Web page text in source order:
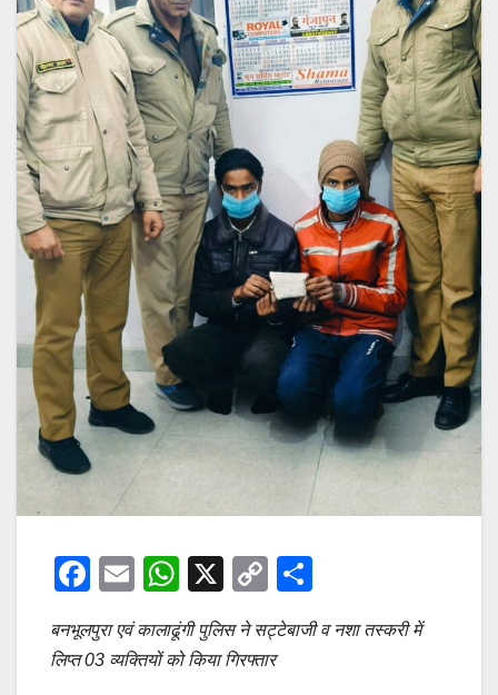
F
c
E
ail
W
h
at
X
C
o
p
h
ar
बनभूलपुरा एवं कालाढूंगी पुलिस ने सट्टेबाजी व नशा तस्करी में
लिप्त 03 व्यक्तियों को किया गिरफ्तार